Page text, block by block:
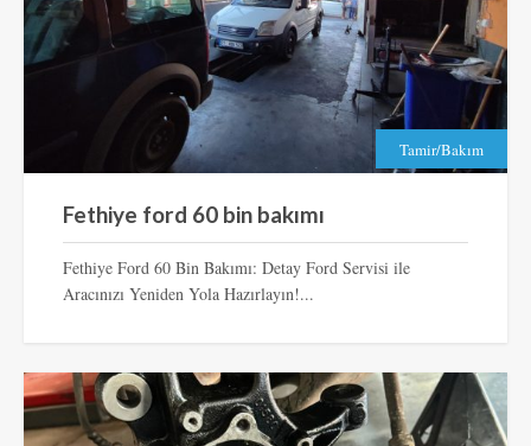
Tamir/Bakım
Fethiye ford 60 bin bakımı
Fethiye Ford 60 Bin Bakımı: Detay Ford Servisi ile
Aracınızı Yeniden Yola Hazırlayın!...